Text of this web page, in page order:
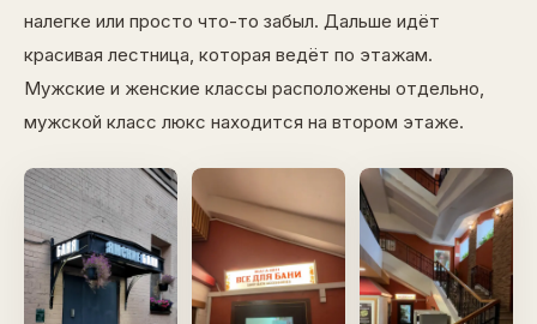
налегке или просто что-то забыл. Дальше идёт
красивая лестница, которая ведёт по этажам.
Мужские и женские классы расположены отдельно,
мужской класс люкс находится на втором этаже.